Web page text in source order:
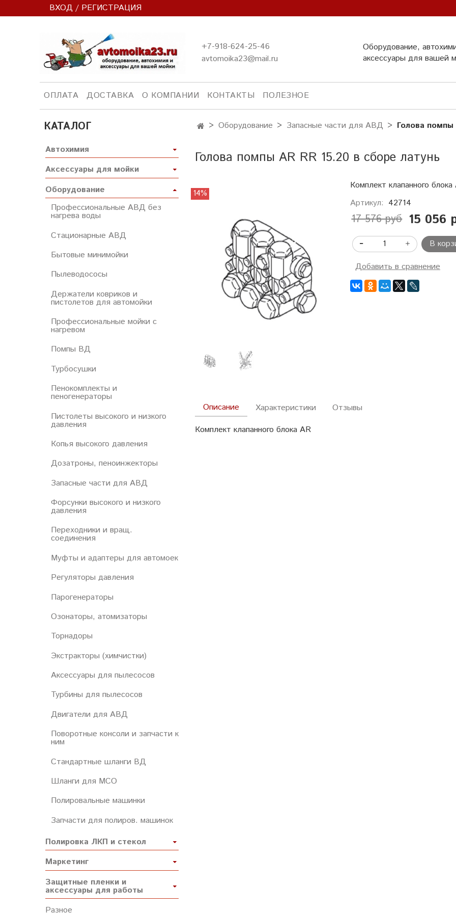
ВХОД / РЕГИСТРАЦИЯ
+7-918-624-25-46
avtomoika23@mail.ru
Оборудование,
аксессуары для вашей
ОПЛАТА ДОСТАВКА О КОМПАНИИ КОНТАКТЫ ПОЛЕЗНОЕ
Оборудование Запасные части для АВД Голова помпы
Голова помпы AR RR 15.20 в сборе латунь
14%
Комплект клапанного блока
Артикул: 42714
17 576 руб 15 056
В
Добавить в сравнение
Описание
Комплект клапанного блока AR
Характеристики Отзывы
КАТАЛОГ
Автохимия
Аксессуары для мойки
Оборудование
Профессиональные АВД без
нагрева воды
Стационарные АВД
Бытовые минимойки
Пылеводососы
Держатели ковриков и
пистолетов для автомойки
Профессиональные мойки с
нагревом
Помпы ВД
Турбосушки
Пенокомплекты и
пеногенераторы
Пистолеты высокого и низкого
давления
Копья высокого давления
Дозатроны, пеноинжекторы
Запасные части для АВД
Форсунки высокого и низкого
давления
Переходники и вращ.
соединения
Муфты и адаптеры для автомоек
Регуляторы давления
Парогенераторы
Озонаторы, атомизаторы
Торнадоры
Экстракторы (химчистки)
Аксессуары для пылесосов
Турбины для пылесосов
Двигатели для АВД
Поворотные консоли и запчасти к
ним
Стандартные шланги ВД
Шланги для МСО
Полировальные машинки
Запчасти для полиров. машинок
Полировка ЛКП и стекол
Маркетинг
Защитные пленки и
аксессуары для работы
Разное